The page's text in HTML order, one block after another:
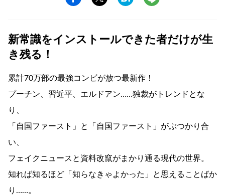
新常識をインストールできた者だけが生
き残る！
累計70万部の最強コンビが放つ最新作！
プーチン、習近平、エルドアン……独裁がトレンドとな
り、
「自国ファースト」と「自国ファースト」がぶつかり合
い、
フェイクニュースと資料改竄がまかり通る現代の世界。
知れば知るほど「知らなきゃよかった」と思えることばか
り……。